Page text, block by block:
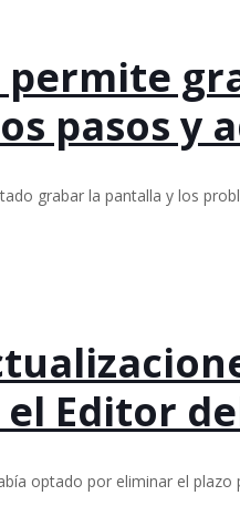
pasos y
grabar la pantalla y los
Editor
optado por eliminar el